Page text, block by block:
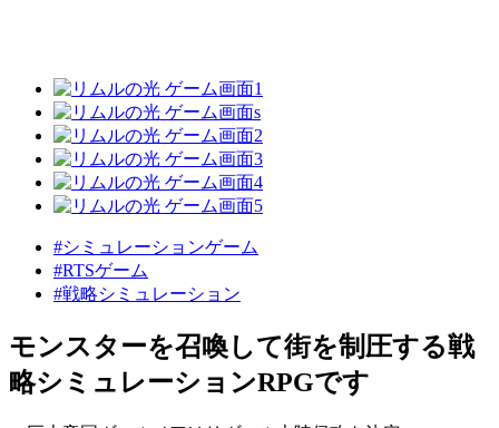
#シミュレーションゲーム
#RTSゲーム
#戦略シミュレーション
モンスターを召喚して街を制圧する戦
略シミュレーションRPGです